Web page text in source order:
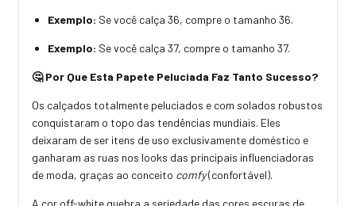
Exemplo: Se você calça 36, compre o tamanho 36.
Exemplo: Se você calça 37, compre o tamanho 37.
🤔 Por Que Esta Papete Peluciada Faz Tanto Sucesso?
Os calçados totalmente peluciados e com solados robustos
conquistaram o topo das tendências mundiais. Eles
deixaram de ser itens de uso exclusivamente doméstico e
ganharam as ruas nos looks das principais influenciadoras
de moda, graças ao conceito comfy(confortável).
A cor off-white quebra a seriedade das cores escuras de